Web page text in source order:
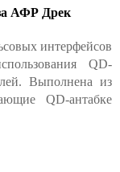
АФР Дрек
интерфейсов
QD-
Выполнена из
QD-антабке